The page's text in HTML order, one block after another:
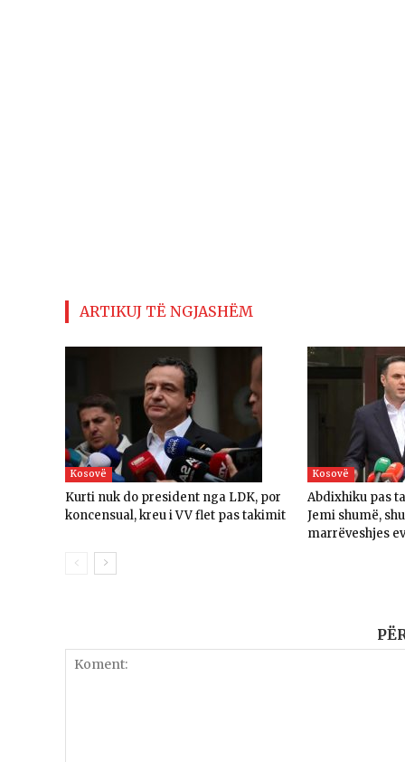
ARTIKUJ TË NGJASHËM
Kosovë
Kurti nuk do president nga LDK, por
koncensual, kreu i VV flet pas takimit
Kosovë
Abdixhiku pas
Jemi shumë,
marrëveshjes